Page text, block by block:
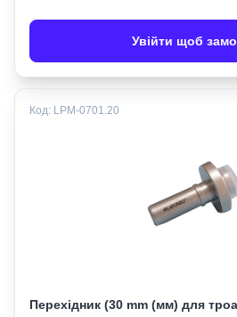
Увійти щоб
Код: LPM-0701.20
Перехідник (30 mm (мм) для